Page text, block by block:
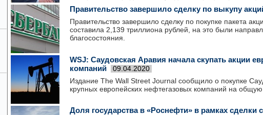
Правительство завершило сделку по выкупу
Правительство завершило сделку по покупке пакета
составила 2,139 триллиона рублей, на это были
благосостояния.
WSJ: Саудовская Аравия начала скупать акции
компаний
09.04.2020
Издание The Wall Street Journal сообщило о покупке
крупных европейских нефтегазовых компаний на
Доля государства в «Роснефти» в рамках сделки